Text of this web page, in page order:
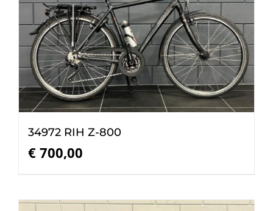
34972 RIH Z-800
€ 700,00